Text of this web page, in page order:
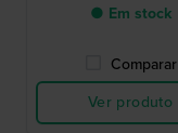
● Em stock
Comparar
Ver produto